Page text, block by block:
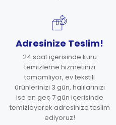
Adresinize Teslim!
24 saat içerisinde kuru
temizleme hizmetinizi
tamamlıyor, ev tekstili
ürünlerinizi 3 gün, halılarınızı
ise en geç 7 gün içerisinde
temizleyerek adresinize teslim
ediyoruz!